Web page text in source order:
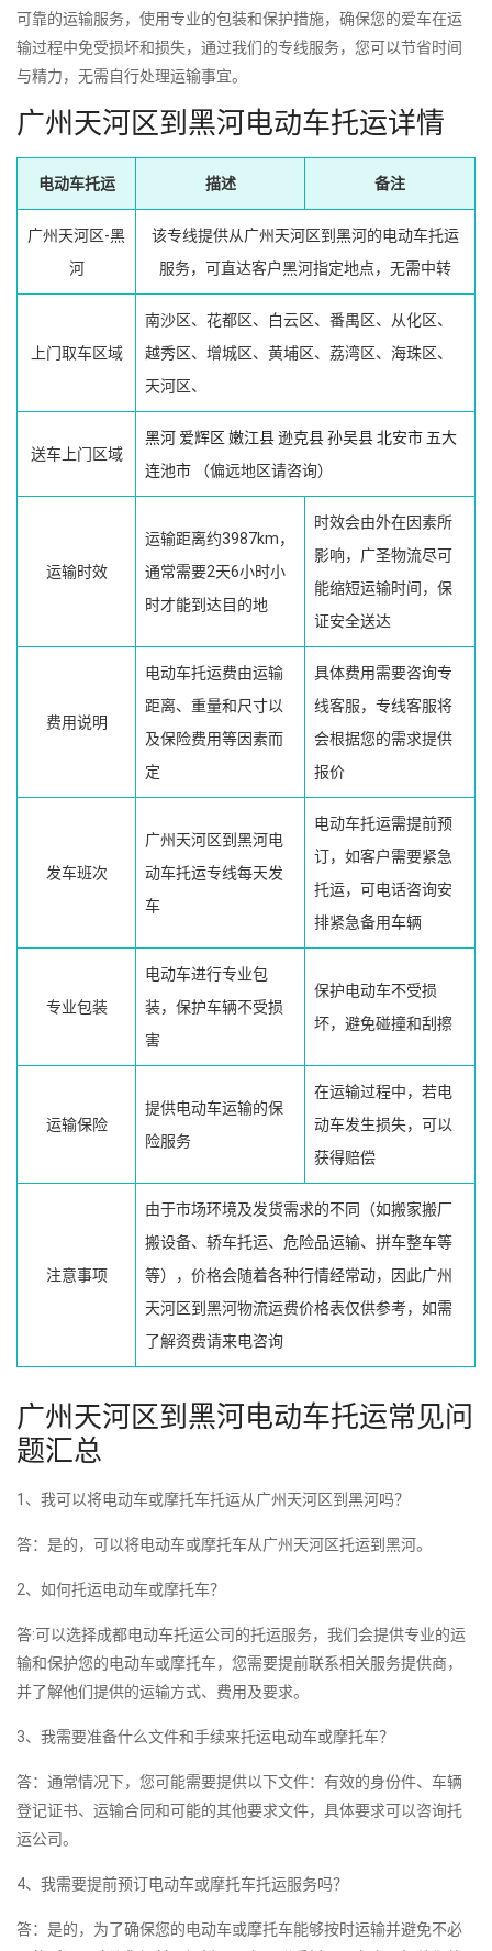
可靠的运输服务，使用专业的包装和保护措施，确保您的爱车在运
输过程中免受损坏和损失，通过我们的专线服务，您可以节省时间
与精力，无需自行处理运输事宜。
广州天河区到黑河电动车托运详情
电动车托运 描述 备注
广州天河区-黑
河
该专线提供从广州天河区到黑河的电动车托运
服务，可直达客户黑河指定地点，无需中转
上门取车区域
南沙区、花都区、白云区、番禺区、从化区、
越秀区、增城区、黄埔区、荔湾区、海珠区、
天河区、
送车上门区域
黑河 爱辉区 嫩江县逊克县孙吴县北安市 五大
连池市 （偏远地区请咨询）
运输时效
运输距离约3987km，
通常需要2天6小时小
时才能到达目的地
时效会由外在因素所
影响，广圣物流尽可
能缩短运输时间，保
证安全送达
费用说明
电动车托运费由运输
距离、重量和尺寸以
及保险费用等因素而
定
具体费用需要咨询专
线客服，专线客服将
会根据您的需求提供
报价
发车班次
广州天河区到黑河电
动车托运专线每天发
车
电动车托运需提前预
订，如客户需要紧急
托运，可电话咨询安
排紧急备用车辆
专业包装
电动车进行专业包
装，保护车辆不受损
害
保护电动车不受损
坏，避免碰撞和刮擦
运输保险
提供电动车运输的保
险服务
在运输过程中，若电
动车发生损失，可以
获得赔偿
注意事项
由于市场环境及发货需求的不同（如搬家搬厂
搬设备、轿车托运、危险品运输、拼车整车等
等），价格会随着各种行情经常动，因此广州
天河区到黑河物流运费价格表仅供参考，如需
了解资费请来电咨询
广州天河区到黑河电动车托运常见问
题汇总
1、我可以将电动车或摩托车托运从广州天河区到黑河吗？
答：是的，可以将电动车或摩托车从广州天河区托运到黑河。
2、如何托运电动车或摩托车？
答:可以选择成都电动车托运公司的托运服务，我们会提供专业的运
输和保护您的电动车或摩托车，您需要提前联系相关服务提供商，
并了解他们提供的运输方式、费用及要求。
3、我需要准备什么文件和手续来托运电动车或摩托车？
答：通常情况下，您可能需要提供以下文件：有效的身份件、车辆
登记证书、运输合同和可能的其他要求文件，具体要求可以咨询托
运公司。
4、我需要提前预订电动车或摩托车托运服务吗？
答：是的，为了确保您的电动车或摩托车能够按时运输并避免不必